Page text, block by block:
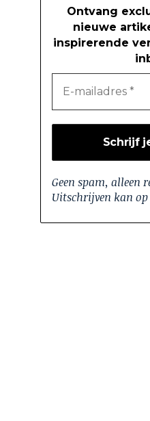
Ontvang
nieuwe
inspirerende
Geen spam, alleen
Uitschrijven kan